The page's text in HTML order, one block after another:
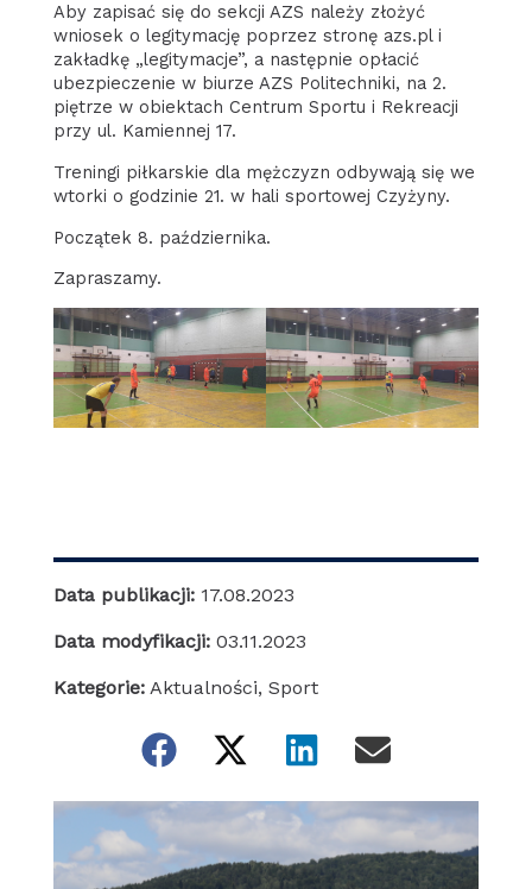
Aby zapisać się do sekcji AZS należy złożyć
wniosek o legitymację poprzez stronę azs.pl i
zakładkę „legitymacje”, a następnie opłacić
ubezpieczenie w biurze AZS Politechniki, na 2.
piętrze w obiektach Centrum Sportu i Rekreacji
przy ul. Kamiennej 17.
Treningi piłkarskie dla mężczyzn odbywają się we
wtorki o godzinie 21. w hali sportowej Czyżyny.
Początek 8. października.
Zapraszamy.
Data publikacji: 17.08.2023
Data modyfikacji: 03.11.2023
Kategorie: Aktualności, Sport